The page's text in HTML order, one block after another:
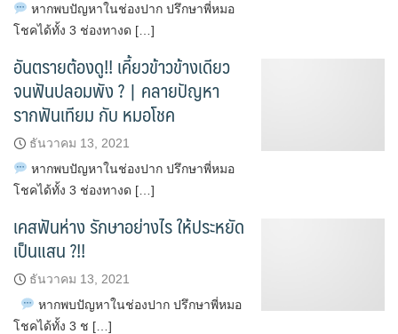
หากพบปัญหาในช่องปาก ปรึกษาพี่หมอ
โชคได้ทั้ง 3 ช่องทางด […]
อันตรายต้องดู!! เคี้ยวข้าวข้างเดียว
จนฟันปลอมพัง ? | คลายปัญหา
รากฟันเทียม กับ หมอโชค
ธันวาคม 13, 2021
หากพบปัญหาในช่องปาก ปรึกษาพี่หมอ
โชคได้ทั้ง 3 ช่องทางด […]
เคสฟันห่าง รักษาอย่างไร ให้ประหยัด
เป็นแสน ?!!
ธันวาคม 13, 2021
หากพบปัญหาในช่องปาก ปรึกษาพี่หมอ
โชคได้ทั้ง 3 ช […]